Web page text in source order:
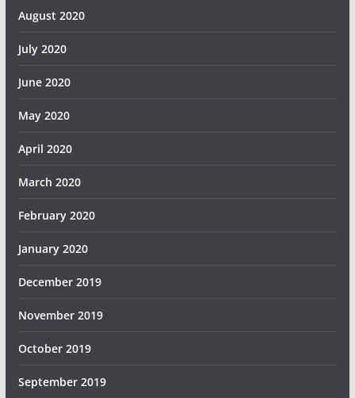
August 2020
July 2020
June 2020
May 2020
April 2020
March 2020
February 2020
January 2020
December 2019
November 2019
October 2019
September 2019